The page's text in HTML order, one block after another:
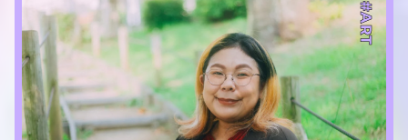
#ART